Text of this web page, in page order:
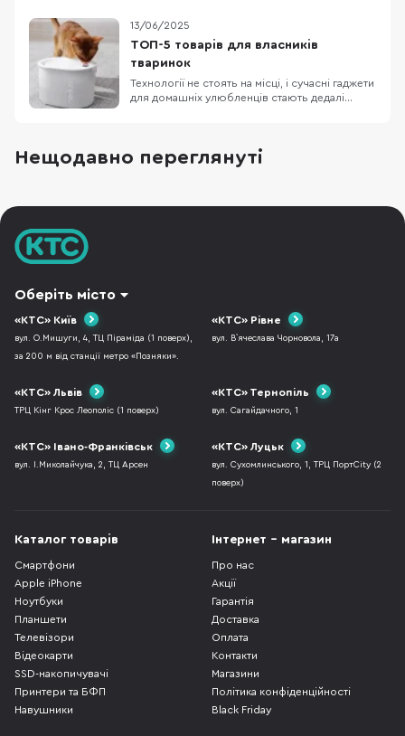
13/06/2025
ТОП-5 товарів для власників
тваринок
Технології не стоять на місці, і сучасні гаджети
для домашніх улюбленців стають дедалі
розваги, ось п’ять пристроїв, які варто мати
вдома. 1. Uahpet Glow Wireless Pet Fountain —
Нещодавно переглянуті
Оберіть місто
«КТС» Київ
вул. О.Мишуги, 4, ТЦ Піраміда (1 поверх),
за 200 м від станції метро «Позняки».
«КТС» Рівне
вул. В`ячеслава Чорновола, 17а
«КТС» Львів
ТРЦ Кінг Крос Леополіс (1 поверх)
«КТС» Тернопіль
вул. Сагайдачного, 1
«КТС» Івано-Франківськ
вул. І.Миколайчука, 2, ТЦ Арсен
«КТС» Луцьк
вул. Сухомлинського, 1, ТРЦ ПортCity (2
поверх)
Каталог товарів
Смартфони
Apple iPhone
Ноутбуки
Планшети
Телевізори
Відеокарти
SSD-накопичувачі
Принтери та БФП
Навушники
Інтернет - магазин
Про нас
Акції
Гарантія
Доставка
Оплата
Контакти
Магазини
Політика конфіденційності
Black Friday